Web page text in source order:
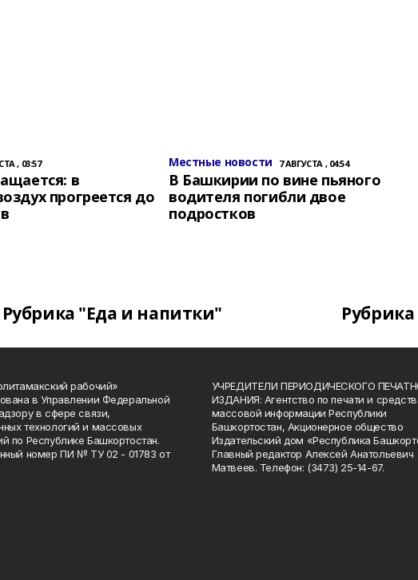
, 03:57
в
прогреется до
Местные новости 7 АВГУСТА , 04:54
В Башкирии по вине пьяного
водителя погибли двое
подростков
Рубрика "Еда и напитки"
рабочий»
в Управлении Федеральной
в сфере связи,
технологий и массовых
по Республике Башкортостан.
номер ПИ № ТУ 02 - 01783 от
УЧРЕДИТЕЛИ ПЕРИОДИЧЕСКОГО
ИЗДАНИЯ: Агентство по печати и
массовой информации Республики
Башкортостан, Акционерное общество
Издательский дом «Республика
Главный редактор Алексей Анатольевич
Матвеев. Телефон: (3473) 25-14-67.